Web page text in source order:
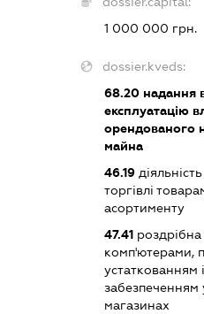
1 000 000 грн.
dossier.kveds:
68.20надання
експлуатацію
орендованого
майна
46.19
торгівлі
асортименту
47.41роздрібна
комп'ютерами,
устаткованням
забезпеченням
магазинах